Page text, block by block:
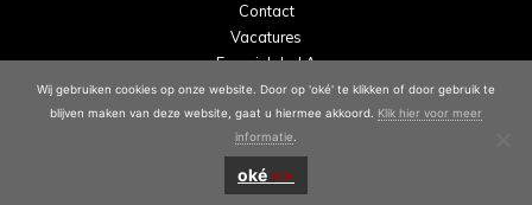
Contact
Vacatures
Energielabel A
Wij gebruiken cookies op onze website. Door op 'oké' te klikken of door gebruik te
blijven maken van deze website, gaat u hiermee akkoord. Klik hier voor meer
informatie
oké